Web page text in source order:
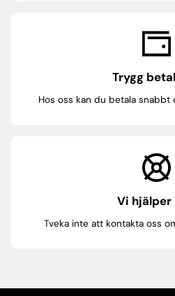
Trygg
Hos oss kan du betala snabbt
Vi hjälper
Tveka inte att kontakta oss